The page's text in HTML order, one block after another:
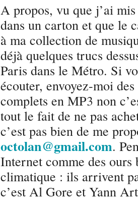
A propos, vu que j’ai
dans un carton et que le
à ma collection de
déjà quelques trucs
Paris dans le Métro. Si
écouter, envoyez-moi
complets en MP3 non
tout le fait de ne pas
c’est pas bien de me
octolan@gmail.com.
Internet comme des ours
climatique : ils arrivent
c’est Al Gore et Yann